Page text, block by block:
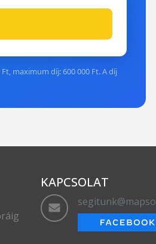
maximum díj: 600 000 Ft. A díj
KAPCSOLAT